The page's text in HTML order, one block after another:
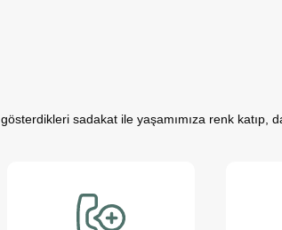
sadakat ile yaşamımıza renk katıp,